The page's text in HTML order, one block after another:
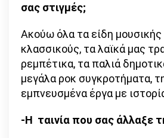
σας στιγμές;
Ακούω όλα τα είδη
κλασσικούς, τα λαϊκά μας
ρεμπέτικα, τα παλιά
μεγάλα ροκ συγκροτήματα,
εμπνευσμένα έργα με
-Η ταινία που σας άλλαξε